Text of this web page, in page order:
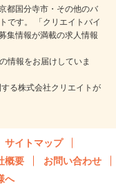
都国分寺市・その他のバ
です。 「クリエイトバイ
集情報が満載の求人情報
情報をお届けしていま
る株式会社クリエイトが
サイトマップ
概要
お問い合わせ
へ